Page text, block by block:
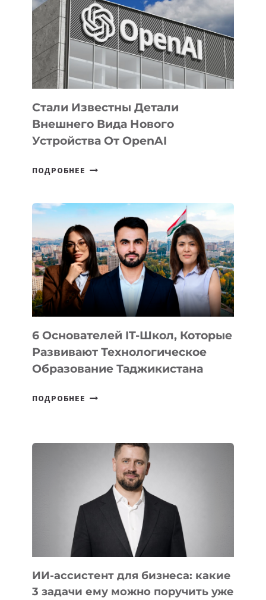
ПО
РАЗВИТИЮ
ЭКОСИСТЕМЫ
ИСКУССТВЕННОГО
ИНТЕЛЛЕКТА
Стали Известны Детали
Внешнего Вида Нового
Устройства От OpenAI
ПОДРОБНЕЕ СТАЛИ
ВНЕШНЕГО
ВИДА
НОВОГО
УСТРОЙСТВА
ОТ
OPENAI
6 Основателей IT-Школ, Которые
Развивают Технологическое
Образование Таджикистана
ПОДРОБНЕЕ
КОТОРЫЕ
РАЗВИВАЮТ
ТЕХНОЛОГИЧЕСКОЕ
ОБРАЗОВАНИЕ
ТАДЖИКИСТАНА
ИИ-ассистент для бизнеса: какие
3 задачи ему можно поручить уже